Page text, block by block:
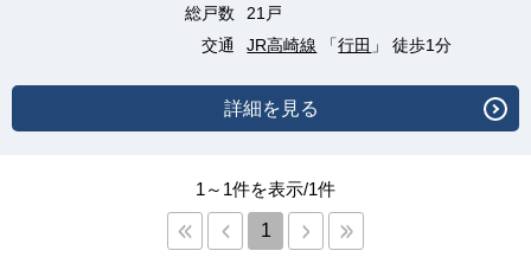
総戸数
21戸
交通
JR高崎線 「行田 」 徒歩1分
詳細を見る
1～1件を表示/1件
1